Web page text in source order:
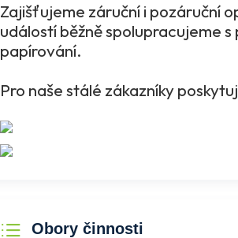
Zajišťujeme záruční i pozáruční
událostí běžně spolupracujeme
papírování.
Pro naše stálé zákazníky
Obory činnosti